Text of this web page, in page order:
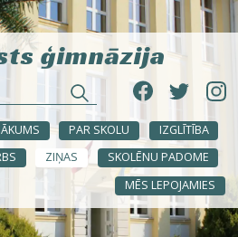
ģimnāzija
PAR SKOLU
IZGLĪTĪBA
ZIŅAS
SKOLĒNU PADOME
MĒS LEPOJAMIES